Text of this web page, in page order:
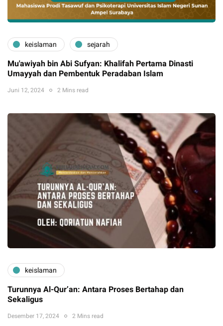
keislaman sejarah
Mu'awiyah bin Abi Sufyan: Khalifah Pertama Dinasti
Umayyah dan Pembentuk Peradaban Islam
Juni 12, 2024 2 Mins read
keislaman
Turunnya Al-Qur’an: Antara Proses Bertahap dan
Sekaligus
Desember 17, 2024 2 Mins read